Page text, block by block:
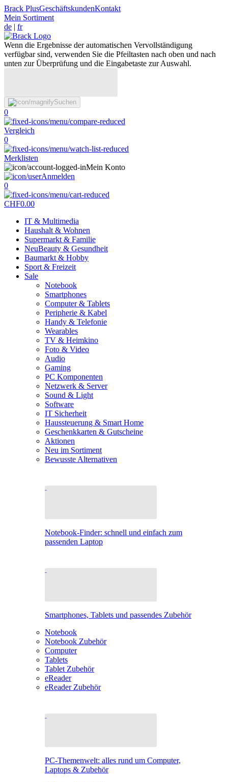
Brack PlusGeschäftskundenKontakt
Mein Sortiment
de | fr
Wenn die Ergebnisse der automatischen Vervollständigung
verfügbar sind, verwenden Sie die Pfeiltasten nach oben und nach
unten zur Überprüfung und die Eingabetaste zur Auswahl.
Suchen
0
Vergleich
0
Merklisten
Mein Konto
Anmelden
0
CHF0.00
IT & Multimedia
Haushalt & Wohnen
Supermarkt & Familie
NeuBeauty & Gesundheit
Baumarkt & Hobby
Sport & Freizeit
Sale
Notebook
Smartphones
Computer & Tablets
Peripherie & Kabel
Handy & Telefonie
Wearables
TV & Heimkino
Foto & Video
Audio
Gaming
PC Komponenten
Netzwerk & Server
Sound & Light
Software
IT Sicherheit
Haussteuerung & Smart Home
Geschenkkarten & Gutscheine
Aktionen
Neu im Sortiment
Bewusste Alternativen
Notebook-Finder: schnell und einfach zum
passenden Laptop
Smartphones, Tablets und passendes Zubehör
Notebook
Notebook Zubehör
Computer
Tablets
Tablet Zubehör
eReader
eReader Zubehör
PC-Themenwelt: alles rund um Computer,
Laptops & Zubehör